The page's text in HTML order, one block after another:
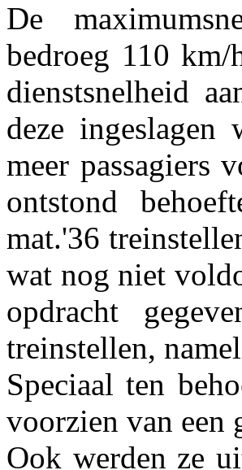
De
bedroeg 110
dienstsnelheid
deze ingeslagen
meer passagiers
ontstond
mat.'36
wat nog niet
opdracht
treinstellen,
Speciaal ten
voorzien van een
Ook werden ze